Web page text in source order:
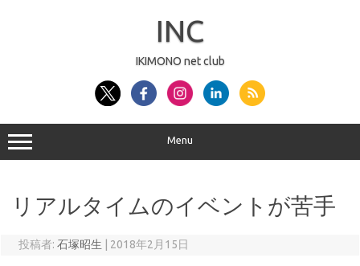
INC
IKIMONO net club
Menu
リアルタイムのイベントが苦手
投稿者: 石塚昭生 2018年2月15日